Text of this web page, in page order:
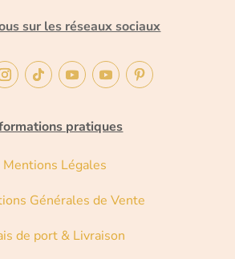
sur les réseaux sociaux
pratiques
Mentions Légales
Générales de Vente
de port & Livraison